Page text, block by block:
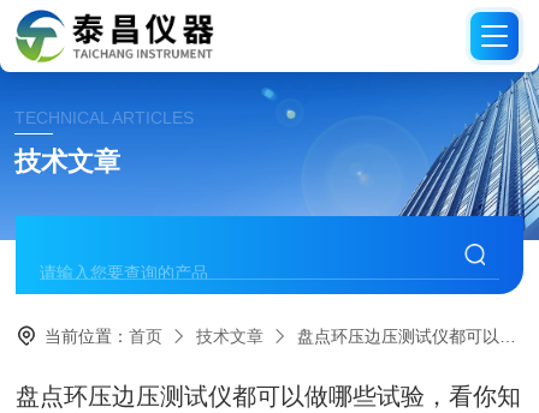
TECHNICAL ARTICLES
技术文章
当前位置：首页 技术文章 盘点环压边压测试仪都可以做哪些试验，看你知道几个！
盘点环压边压测试仪都可以做哪些试验，看你知